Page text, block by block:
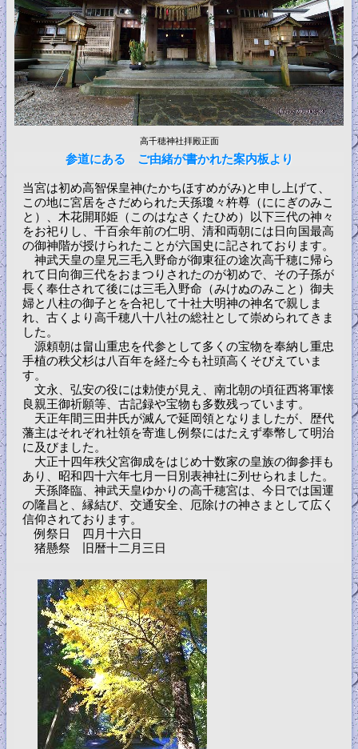
高千穂神社拝殿正面
参道にある ご由緒が書かれた案内板より
当宮は初め高智保皇神(たかちほすめがみ)と申し上げて、
この地に宮居をさだめられた天孫瓊々杵尊（ににぎのみこ
と）、木花開耶姫（このはなさくたひめ）以下三代の神々
をお祀りし、千百余年前の仁明、清和両朝には日向国最高
の御神階が授けられたことが六国史に記されております。
神武天皇の皇兄三毛入野命が御東征の途次高千穂に帰ら
れて日向御三代をおまつりされたのが初めで、その子孫が
長く奉仕されて後には三毛入野命（みけぬのみこと）御夫
婦と八柱の御子とを合祀して十社大明神の神名で親しま
れ、古くより高千穂八十八社の総社として崇められてきま
した。
源頼朝は畠山重忠を代参として多くの宝物を奉納し重忠
手植の秩父杉は八百年を経た今も社頭高くそびえていま
す。
文永、弘安の役には勅使が見え、南北朝の頃征西将軍懐
良親王御祈願等、古記録や宝物も多数残っています。
天正年間三田井氏が滅んで延岡領となりましたが、歴代
藩主はそれぞれ社領を寄進し例祭にはたえず奉幣して明治
に及びました。
大正十四年秩父宮御成をはじめ十数家の皇族の御参拝も
あり、昭和四十六年七月一日別表神社に列せられました。
天孫降臨、神武天皇ゆかりの高千穂宮は、今日では国運
の隆昌と、縁結び、交通安全、厄除けの神さまとして広く
信仰されております。
例祭日 四月十六日
猪懸祭 旧暦十二月三日